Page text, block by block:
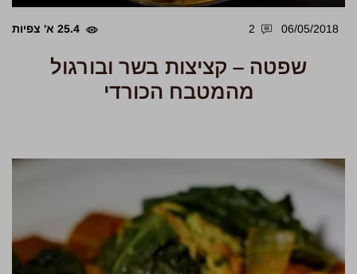
06/05/2018
2 25.4 א' צפיות
שפטה – קציצות בשר ובורגול
מהמטבח הכורדי